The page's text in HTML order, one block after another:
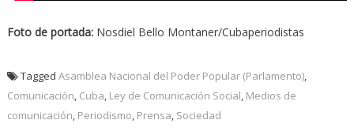
Foto de portada:Nosdiel Bello Montaner/Cubaperiodistas
Tagged Asamblea Nacional del Poder Popular (Parlamento),
Comunicación Cuba Ley de Comunicación Social Medios de
comunicación Periodismo Prensa Sociedad